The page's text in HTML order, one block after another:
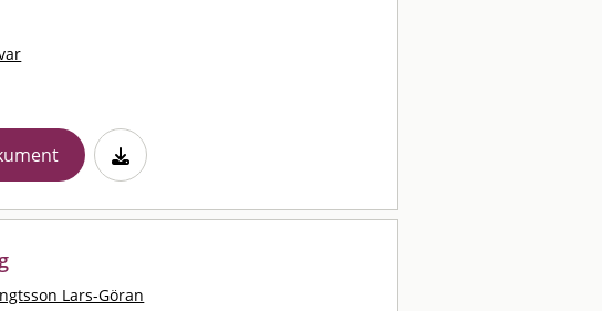
Lars-Göran